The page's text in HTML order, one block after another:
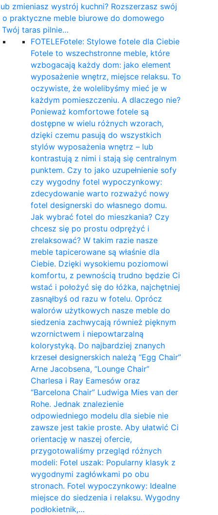
zmieniasz wystrój kuchni? Rozszerzasz swój
o praktyczne meble biurowe do domowego
Twój taras pilnie…
FOTELEFotele: Stylowe fotele dla Ciebie
Fotele to wszechstronne meble, które
wzbogacają każdy dom: jako element
wyposażenie wnętrz, miejsce relaksu. To
oczywiste, że wolelibyśmy mieć je w
każdym pomieszczeniu. A dlaczego nie?
Ponieważ komfortowe fotele są
dostępne w wielu różnych wzorach,
dzięki czemu pasują do wszystkich
stylów wyposażenia wnętrz – lub
kontrastują z nimi i stają się centralnym
punktem. Czy to jako uzupełnienie sofy
czy wygodny fotel wypoczynkowy:
zdecydowanie warto rozważyć nowy
fotel designerski do własnego domu.
Jak wybrać fotel do mieszkania? Czy
chcesz się po prostu odprężyć i
zrelaksować? W takim razie nasze
meble tapicerowane są właśnie dla
Ciebie. Dzięki wysokiemu poziomowi
komfortu, z pewnością trudno będzie Ci
wstać i położyć się do łóżka, najchętniej
zasnąłbyś od razu w fotelu. Oprócz
walorów użytkowych nasze meble do
siedzenia zachwycają również pięknym
wzornictwem i niepowtarzalną
kolorystyką. Do najbardziej znanych
krzeseł designerskich należą “Egg Chair”
Arne Jacobsena, “Lounge Chair”
Charlesa i Ray Eamesów oraz
“Barcelona Chair” Ludwiga Mies van der
Rohe. Jednak znalezienie
odpowiedniego modelu dla siebie nie
zawsze jest takie proste. Aby ułatwić Ci
orientację w naszej ofercie,
przygotowaliśmy przegląd różnych
modeli: Fotel uszak: Popularny klasyk z
wygodnymi zagłówkami po obu
stronach. Fotel wypoczynkowy: Idealne
miejsce do siedzenia i relaksu. Wygodny
podłokietnik,…